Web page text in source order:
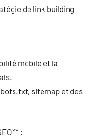
de link building
mobile et la
sitemap et des
: